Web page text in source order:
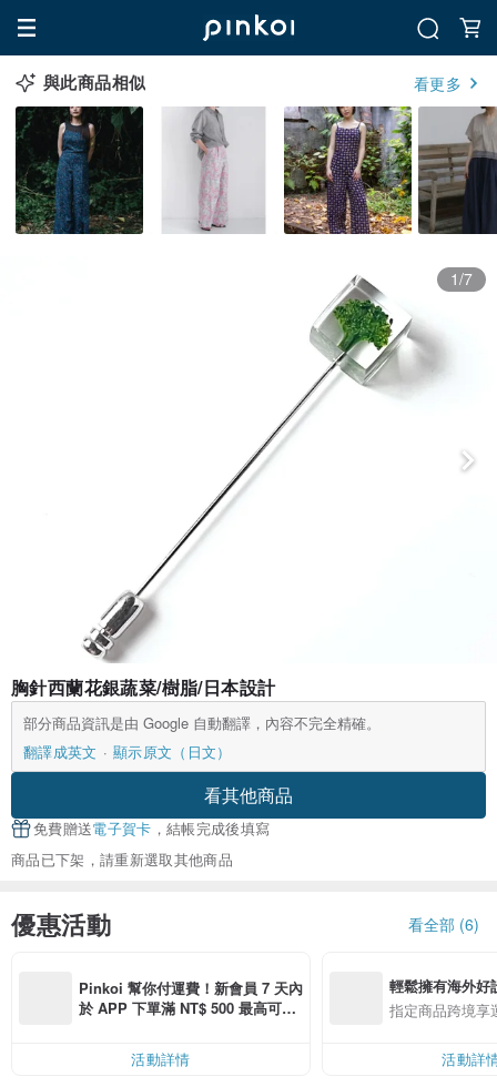
與此商品相似 看更多
1/7
胸針西蘭花銀蔬菜/樹脂/日本設計
部分商品資訊是由 Google 自動翻譯，內容不完全精確。
翻譯成英文
顯示原文（日文）
看其他商品
免費贈送電子賀卡 ，結帳完成後填寫
商品已下架，請重新選取其他商品
優惠活動 看全部 (6)
Pinkoi 幫你付運費！新會員 7 天內
於 APP 下單滿 NT$ 500 最高可折
活動詳情
輕鬆擁有海外好
指定商品跨境享
活動詳